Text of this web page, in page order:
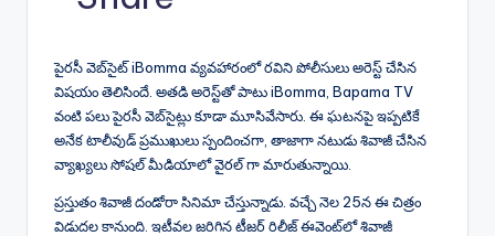
y
Li
n
k
e
b
o
o
k
ts
A
p
p
l
gr
a
m
e
st
di
t
పైరసీ వెబ్‌సైట్ iBomma వ్యవహారంలో రవిని పోలీసులు అరెస్ట్ చేసిన
విషయం తెలిసిందే. అతడి అరెస్ట్‌తో పాటు iBomma, Bapama TV
వంటి పలు పైరసీ వెబ్‌సైట్లు కూడా మూసివేసారు. ఈ ఘటనపై ఇప్పటికే
అనేక టాలీవుడ్ ప్రముఖులు స్పందించగా, తాజాగా నటుడు శివాజీ చేసిన
వ్యాఖ్యలు సోషల్ మీడియాలో వైరల్ గా మారుతున్నాయి.
ప్రస్తుతం శివాజీ దండోరా సినిమా చేస్తున్నాడు. వచ్చే నెల 25న ఈ చిత్రం
విడుదల కానుంది. ఇటీవల జరిగిన టీజర్ రిలీజ్ ఈవెంట్‌లో శివాజీ